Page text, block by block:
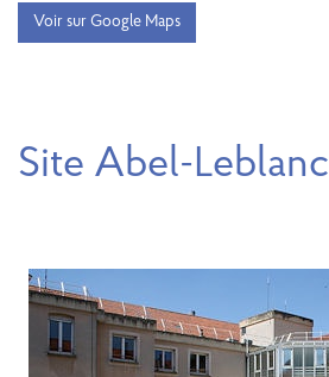
Voir sur Google Maps
Site Abel-Leblanc